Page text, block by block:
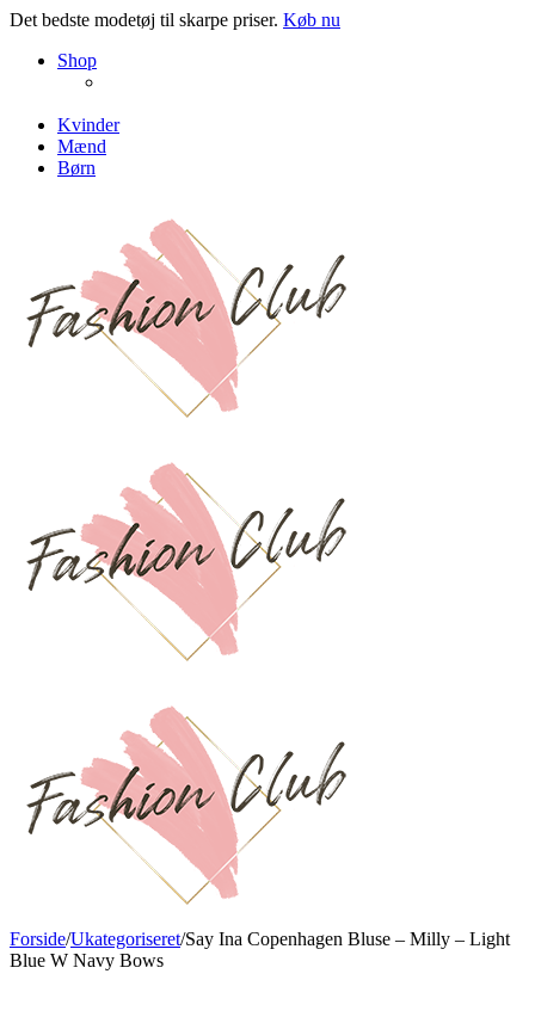
Det bedste modetøj til skarpe priser. Køb nu
Shop
Kvinder
Mænd
Børn
Forside/Ukategoriseret/Say Ina Copenhagen Bluse – Milly – Light
Blue W Navy Bows